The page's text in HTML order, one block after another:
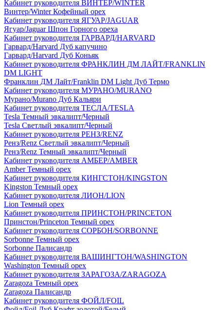
Кабинет руководителя ВИНТЕР/WINTER
Винтер/Winter Кофейный орех
Кабинет руководителя ЯГУАР/JAGUAR
Ягуар/Jaguar Шпон Горного ореха
Кабинет руководителя ГАРВАРД/HARVARD
Гарвард/Harvard Дуб капучино
Гарвард/Harvard Дуб Коньяк
Кабинет руководителя ФРАНКЛИН ДМ ЛАЙТ/FRANKLIN
DM LIGHT
Франклин ДМ Лайт/Franklin DM Light Дуб Термо
Кабинет руководителя МУРАНО/MURANO
Мурано/Murano Дуб Кальяри
Кабинет руководителя ТЕСЛА/TESLA
Tesla Темный эвкалипт/Черный
Tesla Светлый эвкалипт/Черный
Кабинет руководителя РЕНЗ/RENZ
Ренз/Renz Светлый эвкалипт/Черный
Ренз/Renz Темный эвкалипт/Черный
Кабинет руководителя АМБЕР/AMBER
Amber Темный орех
Кабинет руководителя КИНГСТОН/KINGSTON
Kingston Темный орех
Кабинет руководителя ЛИОН/LION
Lion Темный орех
Кабинет руководителя ПРИНСТОН/PRINCETON
Принстон/Princeton Темный орех
Кабинет руководителя СОРБОН/SORBONNE
Sorbonne Темный орех
Sorbonne Палисандр
Кабинет руководителя ВАШИНГТОН/WASHINGTON
Washington Темный орех
Кабинет руководителя ЗАРАГОЗА/ZARAGOZA
Zaragoza Темный орех
Zaragoza Палисандр
Кабинет руководителя ФОЙЛ/FOIL